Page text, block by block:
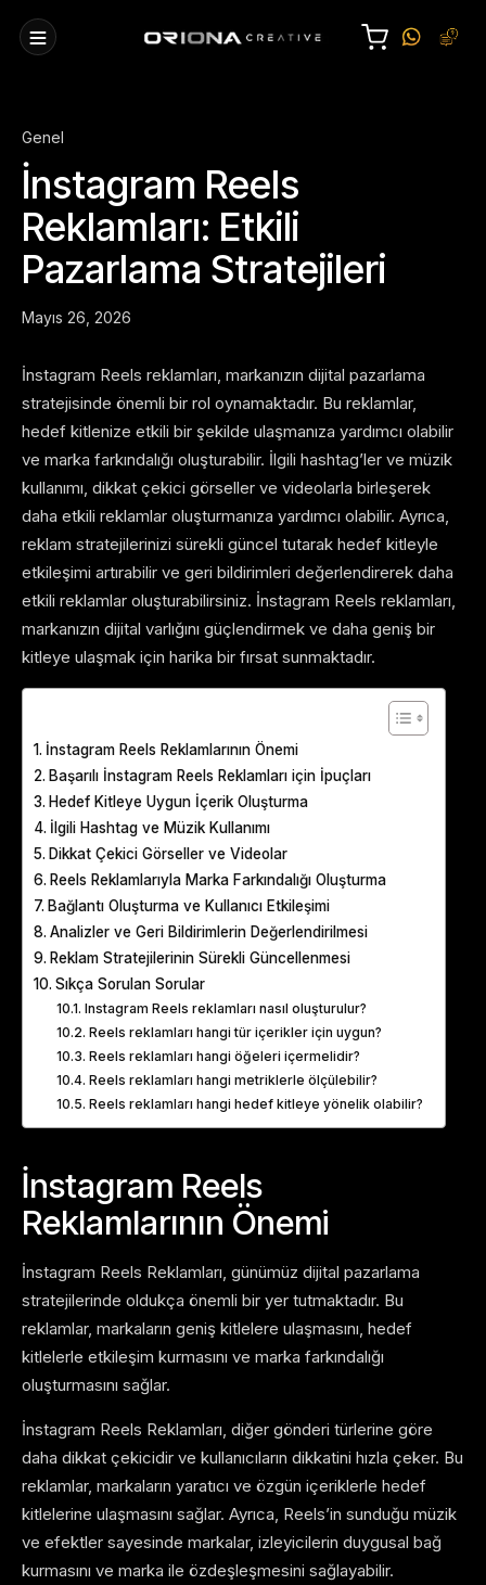
Genel
İnstagram Reels
Reklamları: Etkili
Pazarlama Stratejileri
Mayıs 26, 2026
İnstagram Reels reklamları, markanızın dijital pazarlama
stratejisinde önemli bir rol oynamaktadır. Bu reklamlar,
hedef kitlenize etkili bir şekilde ulaşmanıza yardımcı olabilir
ve marka farkındalığı oluşturabilir. İlgili hashtag’ler ve müzik
kullanımı, dikkat çekici görseller ve videolarla birleşerek
daha etkili reklamlar oluşturmanıza yardımcı olabilir. Ayrıca,
reklam stratejilerinizi sürekli güncel tutarak hedef kitleyle
etkileşimi artırabilir ve geri bildirimleri değerlendirerek daha
etkili reklamlar oluşturabilirsiniz. İnstagram Reels reklamları,
markanızın dijital varlığını güçlendirmek ve daha geniş bir
kitleye ulaşmak için harika bir fırsat sunmaktadır.
İnstagram Reels Reklamlarının Önemi
Başarılı İnstagram Reels Reklamları için İpuçları
Hedef Kitleye Uygun İçerik Oluşturma
İlgili Hashtag ve Müzik Kullanımı
Dikkat Çekici Görseller ve Videolar
Reels Reklamlarıyla Marka Farkındalığı Oluşturma
Bağlantı Oluşturma ve Kullanıcı Etkileşimi
Analizler ve Geri Bildirimlerin Değerlendirilmesi
Reklam Stratejilerinin Sürekli Güncellenmesi
Sıkça Sorulan Sorular
Instagram Reels reklamları nasıl oluşturulur?
Reels reklamları hangi tür içerikler için uygun?
Reels reklamları hangi öğeleri içermelidir?
Reels reklamları hangi metriklerle ölçülebilir?
Reels reklamları hangi hedef kitleye yönelik olabilir?
İnstagram Reels
Reklamlarının Önemi
İnstagram Reels Reklamları, günümüz dijital pazarlama
stratejilerinde oldukça önemli bir yer tutmaktadır. Bu
reklamlar, markaların geniş kitlelere ulaşmasını, hedef
kitlelerle etkileşim kurmasını ve marka farkındalığı
oluşturmasını sağlar.
İnstagram Reels Reklamları, diğer gönderi türlerine göre
daha dikkat çekicidir ve kullanıcıların dikkatini hızla çeker. Bu
reklamlar, markaların yaratıcı ve özgün içeriklerle hedef
kitlelerine ulaşmasını sağlar. Ayrıca, Reels’in sunduğu müzik
ve efektler sayesinde markalar, izleyicilerin duygusal bağ
kurmasını ve marka ile özdeşleşmesini sağlayabilir.